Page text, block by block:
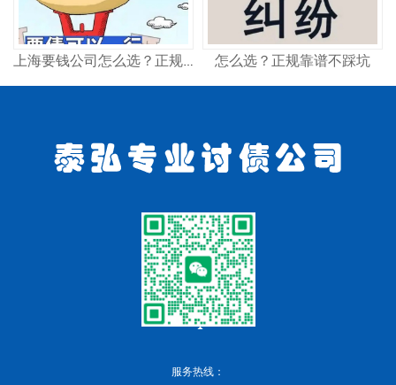
上海要钱公司怎么选？正规讨债机构这样找 怎么选？正规靠谱不踩坑
服务热线：